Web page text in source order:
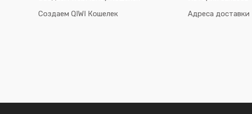
Создаем QIWI Кошелек
Адреса доставки